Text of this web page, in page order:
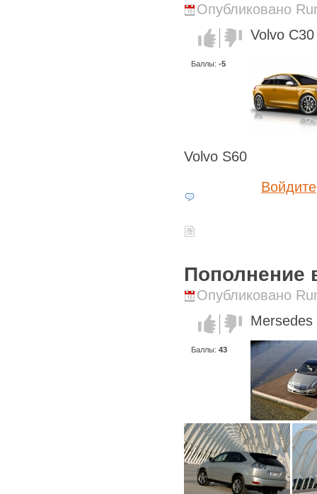
Опубликовано
Голос за!Голос
против!
Баллы: -5
Volvo C30
Volvo S60
Войдите
Пополнение
Опубликовано
Голос за!Голос
против!
Баллы: 43